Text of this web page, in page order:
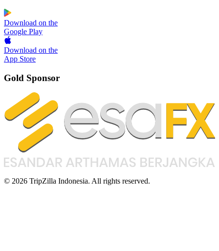
Download on the
Google Play
Download on the
App Store
Gold Sponsor
© 2026 TripZilla Indonesia. All rights reserved.